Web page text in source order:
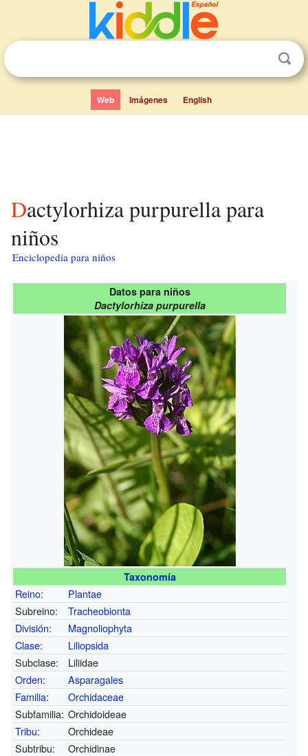
Web Imágenes English
Dactylorhiza purpurella para
niños
Enciclopedia para niños
Datos para niños
Dactylorhiza purpurella
Taxonomía
Reino:
Plantae
Subreino:
Tracheobionta
División:
Magnoliophyta
Clase:
Liliopsida
Subclase:
Liliidae
Orden:
Asparagales
Familia:
Orchidaceae
Subfamilia: Orchidoideae
Tribu:
Orchideae
Subtribu:
Orchidinae